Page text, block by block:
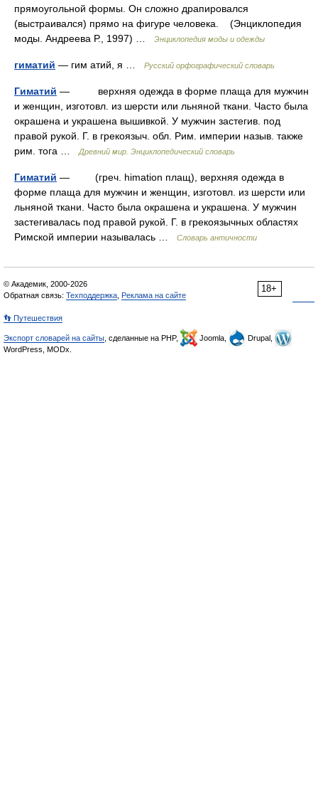
прямоугольной формы. Он сложно драпировался
(выстраивался) прямо на фигуре человека. (Энциклопедия
моды. Андреева Р., 1997) …
Энциклопедия моды и одежды
гиматий — гим атий, я … Русский орфографический словарь
Гиматий — верхняя одежда в форме плаща для мужчин
и женщин, изготовл. из шерсти или льняной ткани. Часто была
окрашена и украшена вышивкой. У мужчин застегив. под
правой рукой. Г. в грекоязыч. обл. Рим. империи назыв. также
рим. тога …
Древний мир. Энциклопедический словарь
Гиматий — (греч. himation плащ), верхняя одежда в
форме плаща для мужчин и женщин, изготовл. из шерсти или
льняной ткани. Часто была окрашена и украшена. У мужчин
застегивалась под правой рукой. Г. в грекоязычных областях
Римской империи называлась …
Словарь античности
18+
© Академик, 2000-2026
Обратная связь: Техподдержка Реклама на сайте
👣 Путешествия
Экспорт словарей на сайты , сделанные на PHP, Joomla,
Drupal,
WordPress, MODx.